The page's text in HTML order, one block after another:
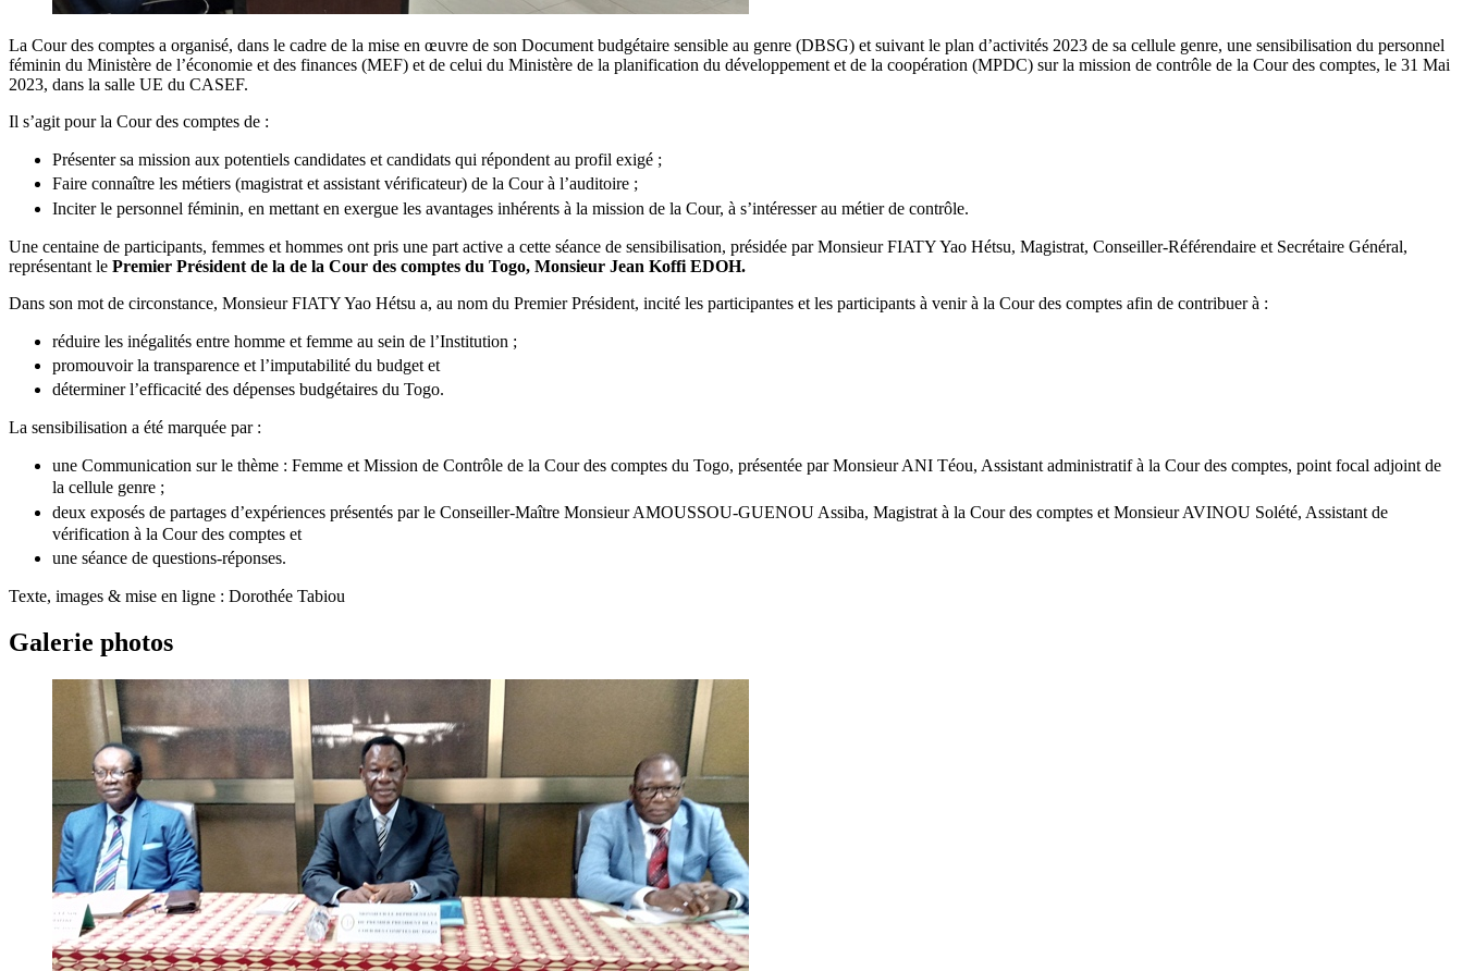
La Cour des comptes a organisé, dans le cadre de la mise en œuvre de son Document budgétaire sensible au genre (DBSG) et suivant le plan d’activités 2023 de sa cellule genre, une sensibilisation du personnel
féminin du Ministère de l’économie et des finances (MEF) et de celui du Ministère de la planification du développement et de la coopération (MPDC) sur la mission de contrôle de la Cour des comptes, le 31 Mai
2023, dans la salle UE du CASEF.
Il s’agit pour la Cour des comptes de :
Présenter sa mission aux potentiels candidates et candidats qui répondent au profil exigé ;
Faire connaître les métiers (magistrat et assistant vérificateur) de la Cour à l’auditoire ;
Inciter le personnel féminin, en mettant en exergue les avantages inhérents à la mission de la Cour, à s’intéresser au métier de contrôle.
Une centaine de participants, femmes et hommes ont pris une part active a cette séance de sensibilisation, présidée par Monsieur FIATY Yao Hétsu, Magistrat, Conseiller-Référendaire et Secrétaire Général,
représentant le Premier Président de la de la Cour des comptes du Togo, Monsieur Jean Koffi EDOH.
Dans son mot de circonstance, Monsieur FIATY Yao Hétsu a, au nom du Premier Président, incité les participantes et les participants à venir à la Cour des comptes afin de contribuer à :
réduire les inégalités entre homme et femme au sein de l’Institution ;
promouvoir la transparence et l’imputabilité du budget et
déterminer l’efficacité des dépenses budgétaires du Togo.
La sensibilisation a été marquée par :
une Communication sur le thème : Femme et Mission de Contrôle de la Cour des comptes du Togo, présentée par Monsieur ANI Téou, Assistant administratif à la Cour des comptes, point focal adjoint de
la cellule genre ;
deux exposés de partages d’expériences présentés par le Conseiller-Maître Monsieur AMOUSSOU-GUENOU Assiba, Magistrat à la Cour des comptes et Monsieur AVINOU Solété, Assistant de
vérification à la Cour des comptes et
une séance de questions-réponses.
Texte, images & mise en ligne : Dorothée Tabiou
Galerie photos